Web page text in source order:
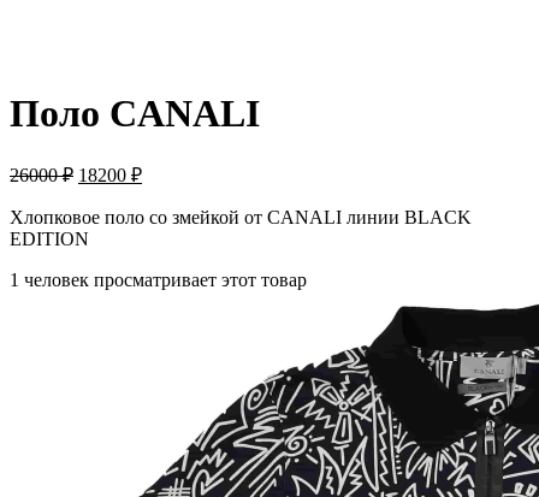
Поло CANALI
26000₽ 18200 ₽
Хлопковое поло со змейкой от CANALI линии BLACK
EDITION
1 человек просматривает этот товар